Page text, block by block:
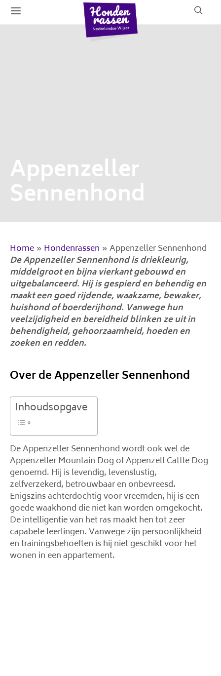
Appenzeller
Sennenhond
Home » Hondenrassen »Appenzeller Sennenhond
De Appenzeller Sennenhond is driekleurig,
middelgroot en bijna vierkant gebouwd en
uitgebalanceerd. Hij is gespierd en behendig en
maakt een goed rijdende, waakzame, bewaker,
huishond of boerderijhond. Vanwege hun
veelzijdigheid en bereidheid blinken ze uit in
behendigheid, gehoorzaamheid, hoeden en
zoeken en redden.
Over de Appenzeller Sennenhond
Inhoudsopgave
De Appenzeller Sennenhond wordt ook wel de
Appenzeller Mountain Dog of Appenzell Cattle Dog
genoemd. Hij is levendig, levenslustig,
zelfverzekerd, betrouwbaar en onbevreesd.
Enigszins achterdochtig voor vreemden, hij is een
goede waakhond die niet kan worden omgekocht.
De intelligentie van het ras maakt hen tot zeer
capabele leerlingen. Vanwege zijn persoonlijkheid
en trainingsbehoeften is hij niet geschikt voor het
wonen in een appartement.